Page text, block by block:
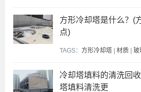
方形冷却塔是什么？(
点)
TAGS： 方形冷却塔 | 材质 | 玻
冷却塔填料的清洗回
塔填料清洗更